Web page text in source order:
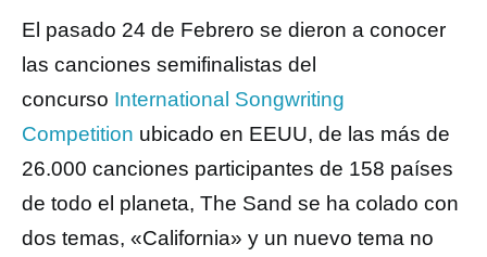
El pasado 24 de Febrero se dieron a conocer
las canciones semifinalistas del
concurso International Songwriting
Competition ubicado en EEUU, de las más de
26.000 canciones participantes de 158 países
de todo el planeta, The Sand se ha colado con
dos temas, «California» y un nuevo tema no